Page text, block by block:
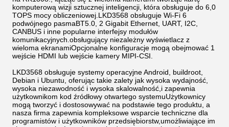
komputerową wizji sztucznej inteligencji, która obsługuje do 6,0
TOPS mocy obliczeniowej.LKD3568 obsługuje Wi-Fi 6
podwójnego pasmaBT5.0, 2 Gigabit Ethernet, UART, I2C,
CANBUS i inne popularne interfejsy modułów
komunikacyjnych.obsługujący niezależny wyświetlacz z
wieloma ekranamiOpcjonalne konfiguracje mogą obejmować 1
wejście HDMI lub wejście kamery MIPI-CSI.
LKD3568 obsługuje systemy operacyjne Android, buildroot,
Debian i Ubuntu, oferując takie zalety jak wysoka wydajność,
wysoka niezawodność i wysoka skalowalność,i zapewnia
użytkownikom kod źródłowy otwartego systemuUżytkownicy
mogą tworzyć i dostosowywać na podstawie tego produktu, a
nasza firma zapewnia kompleksowe wsparcie techniczne dla
programistów i użytkowników przedsiębiorstw,umożliwiające im